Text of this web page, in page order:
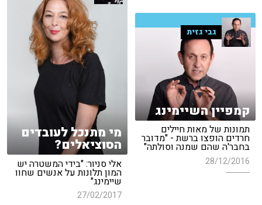
מי מתנכל לעובדים
הסוציאלים?
אלי סניור: "בידי המשטרה יש
המון תלונות על אנשים שחוו
שיימינג"
27/02/2017
גבי גזית
קמפיין השיימינג
תמונות של מאות חיילים
חרדים הופצו ברשת - "מדובר
בחבר'ה שהם שמנה וסולתה"
28/12/2016